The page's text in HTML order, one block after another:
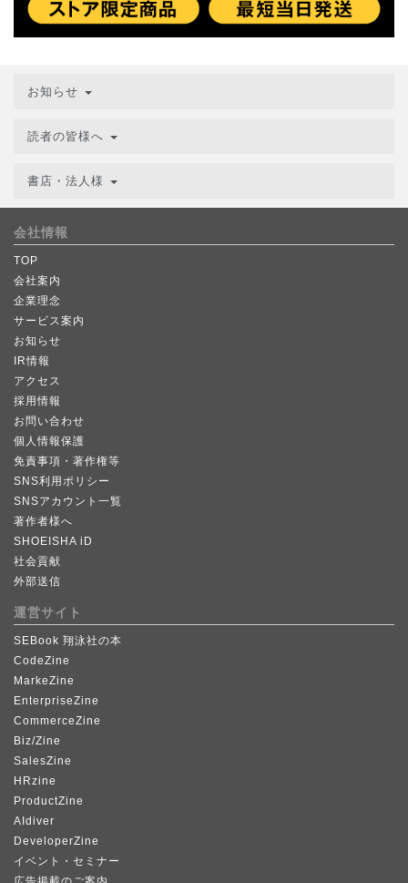
お知らせ
読者の皆様へ
書店・法人様
会社情報
TOP
会社案内
企業理念
サービス案内
お知らせ
IR情報
アクセス
採用情報
お問い合わせ
個人情報保護
免責事項・著作権等
SNS利用ポリシー
SNSアカウント一覧
著作者様へ
SHOEISHA iD
社会貢献
外部送信
運営サイト
SEBook 翔泳社の本
CodeZine
MarkeZine
EnterpriseZine
CommerceZine
Biz/Zine
SalesZine
HRzine
ProductZine
AIdiver
DeveloperZine
イベント・セミナー